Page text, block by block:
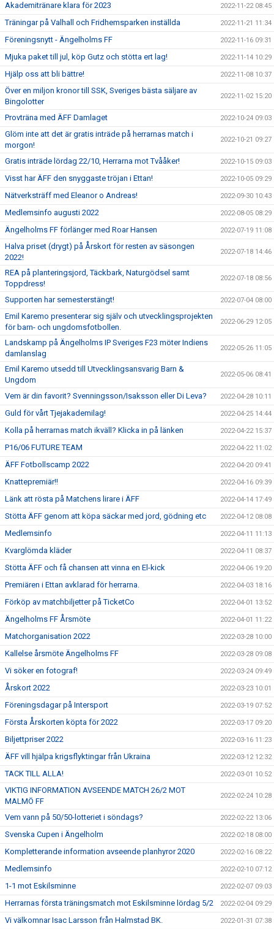
Akademitränare klara för 2023 2022-11-22 08:45
Träningar på Valhall och Fridhemsparken inställda 2022-11-21 11:34
Föreningsnytt - Ängelholms FF 2022-11-16 09:31
Mjuka paket till jul, köp Gutz och stötta ert lag! 2022-11-14 10:29
Hjälp oss att bli bättre! 2022-11-08 10:37
Över en miljon kronor till SSK, Sveriges bästa säljare av
Bingolotter
2022-11-02 15:20
Provträna med ÄFF Damlaget 2022-10-24 09:03
Glöm inte att det är gratis inträde på herrarnas match i
morgon!
2022-10-21 09:27
Gratis inträde lördag 22/10, Herrarna mot Tvååker! 2022-10-15 09:03
Visst har ÄFF den snyggaste tröjan i Ettan! 2022-10-05 09:29
Nätverksträff med Eleanor o Andreas! 2022-09-30 10:43
Medlemsinfo augusti 2022 2022-08-05 08:29
Ängelholms FF förlänger med Roar Hansen 2022-07-19 11:08
Halva priset (drygt) på Årskort för resten av säsongen
2022!
2022-07-18 14:46
REA på planteringsjord, Täckbark, Naturgödsel samt
Toppdress!
2022-07-18 08:56
Supporten har semesterstängt! 2022-07-04 08:00
Emil Karemo presenterar sig själv och utvecklingsprojekten
för barn- och ungdomsfotbollen.
2022-06-29 12:05
Landskamp på Ängelholms IP Sveriges F23 möter Indiens
damlanslag
2022-05-26 11:05
Emil Karemo utsedd till Utvecklingsansvarig Barn &
Ungdom
2022-05-06 08:41
Vem är din favorit? Svenningsson/Isaksson eller Di Leva? 2022-04-28 10:11
Guld för vårt Tjejakademilag! 2022-04-25 14:44
Kolla på herrarnas match ikväll? Klicka in på länken 2022-04-22 15:37
P16/06 FUTURE TEAM 2022-04-22 11:02
ÄFF Fotbollscamp 2022 2022-04-20 09:41
Knattepremiär!! 2022-04-16 09:39
Länk att rösta på Matchens lirare i ÄFF 2022-04-14 17:49
Stötta ÄFF genom att köpa säckar med jord, gödning etc 2022-04-12 08:08
Medlemsinfo 2022-04-11 11:13
Kvarglömda kläder 2022-04-11 08:37
Stötta ÄFF och få chansen att vinna en El-kick 2022-04-06 19:20
Premiären i Ettan avklarad för herrarna. 2022-04-03 18:16
Förköp av matchbiljetter på TicketCo 2022-04-01 13:52
Ängelholms FF Årsmöte 2022-04-01 11:22
Matchorganisation 2022 2022-03-28 10:00
Kallelse årsmöte Ängelholms FF 2022-03-28 09:08
Vi söker en fotograf! 2022-03-24 09:49
Årskort 2022 2022-03-23 10:01
Föreningsdagar på Intersport 2022-03-19 07:52
Första Årskorten köpta för 2022 2022-03-17 09:20
Biljettpriser 2022 2022-03-16 11:23
ÄFF vill hjälpa krigsflyktingar från Ukraina 2022-03-12 12:32
TACK TILL ALLA! 2022-03-01 10:52
VIKTIG INFORMATION AVSEENDE MATCH 26/2 MOT
MALMÖ FF
2022-02-24 10:28
Vem vann på 50/50-lotteriet i söndags? 2022-02-22 13:06
Svenska Cupen i Ängelholm 2022-02-18 08:00
Kompletterande information avseende planhyror 2020 2022-02-16 08:22
Medlemsinfo 2022-02-10 07:12
1-1 mot Eskilsminne 2022-02-07 09:03
Herrarnas första träningsmatch mot Eskilsminne lördag 5/2 2022-02-04 09:29
Vi välkomnar Isac Larsson från Halmstad BK. 2022-01-31 07:38